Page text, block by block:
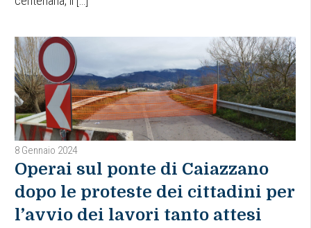
8 Gennaio 2024
Operai sul ponte di Caiazzano
dopo le proteste dei cittadini per
l’avvio dei lavori tanto attesi